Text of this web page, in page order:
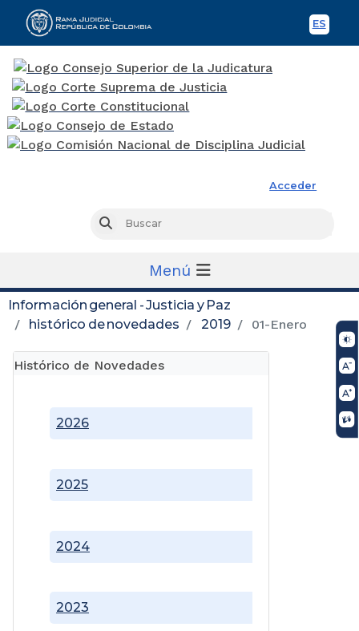
ES
Acceder
Buscar
Menú
Información general - Justicia y Paz
histórico de novedades
2019 01-Enero
Histórico de Novedades
2023
2024
2025
2026